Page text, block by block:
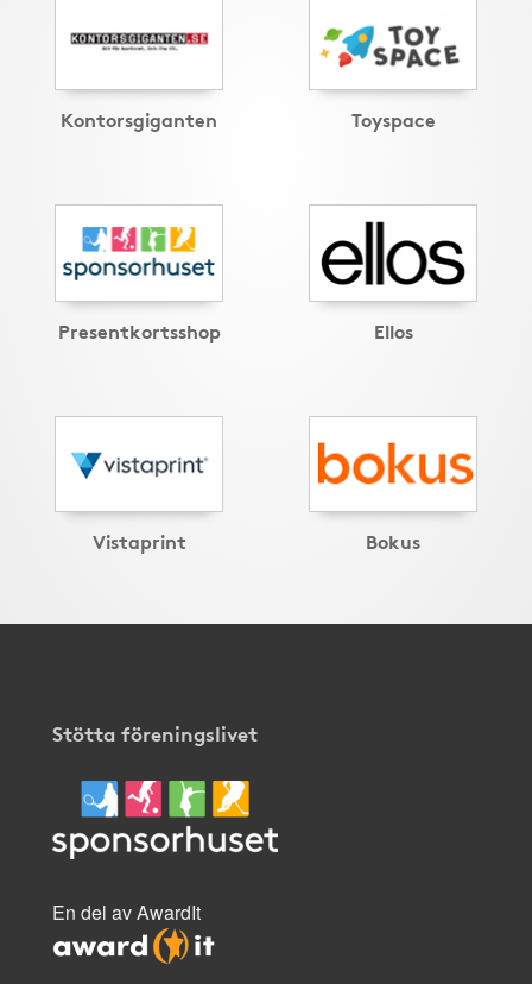
Kontorsgiganten Toyspace
Presentkortsshop Ellos
Vistaprint Bokus
Stötta föreningslivet
En del av AwardIt